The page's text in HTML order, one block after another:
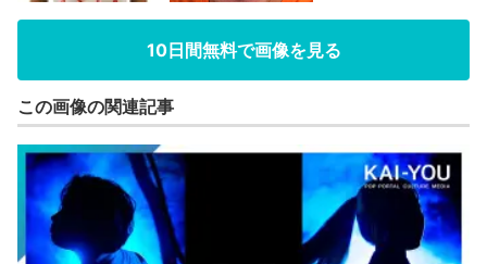
10日間無料で画像を見る
この画像の関連記事